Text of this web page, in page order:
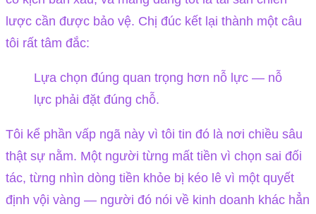
lược cần được bảo vệ. Chị đúc kết lại thành một câu
tôi rất tâm đắc:
Lựa chọn đúng quan trọng hơn nỗ lực — nỗ
lực phải đặt đúng chỗ.
Tôi kể phần vấp ngã này vì tôi tin đó là nơi chiều sâu
thật sự nằm. Một người từng mất tiền vì chọn sai đối
tác, từng nhìn dòng tiền khỏe bị kéo lê vì một quyết
định vội vàng — người đó nói về kinh doanh khác hẳn